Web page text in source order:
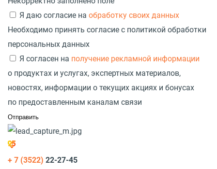
Я даю согласие на обработку своих данных
Необходимо принять согласие с политикой обработки
персональных данных
Я согласен на получение рекламной информации
о продуктах и услугах, экспертных материалов,
новостях, информации о текущих акциях и бонусах
по предоставленным каналам связи
+ 7 (3522) 22-27-45